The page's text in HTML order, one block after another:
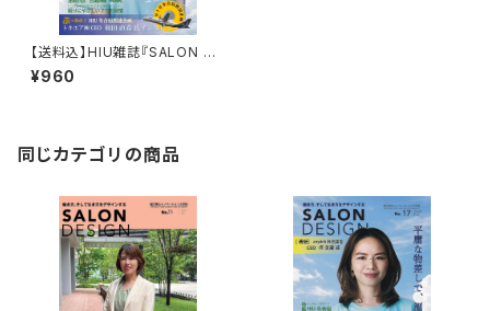
【送料込】HIU雑誌『SALON DE
SIGN』vol.17（紙版）
¥960
同じカテゴリの商品